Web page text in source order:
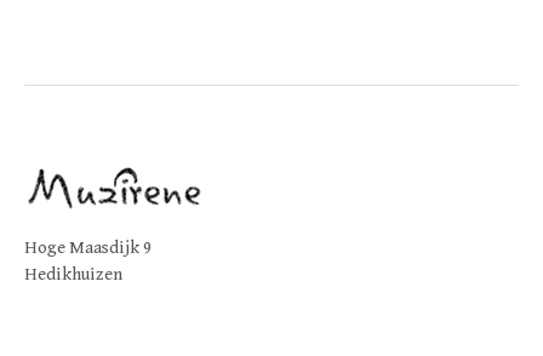
Hoge Maasdijk 9
Hedikhuizen